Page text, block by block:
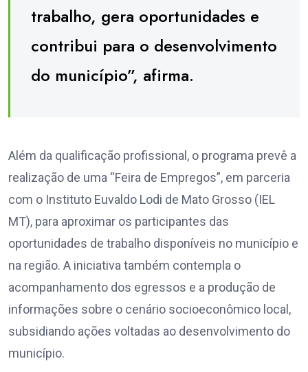
trabalho, gera oportunidades e
contribui para o desenvolvimento
do município”, afirma.
Além da qualificação profissional, o programa prevê a
realização de uma “Feira de Empregos”, em parceria
com o Instituto Euvaldo Lodi de Mato Grosso (IEL
MT), para aproximar os participantes das
oportunidades de trabalho disponíveis no município e
na região. A iniciativa também contempla o
acompanhamento dos egressos e a produção de
informações sobre o cenário socioeconômico local,
subsidiando ações voltadas ao desenvolvimento do
município.